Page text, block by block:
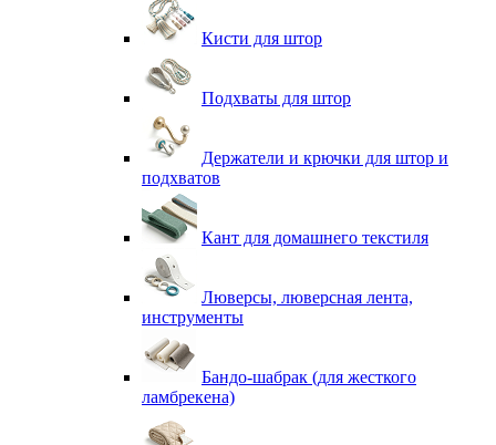
Кисти для штор
Подхваты для штор
Держатели и крючки для штор и
подхватов
Кант для домашнего текстиля
Люверсы, люверсная лента,
инструменты
Бандо-шабрак (для жесткого
ламбрекена)